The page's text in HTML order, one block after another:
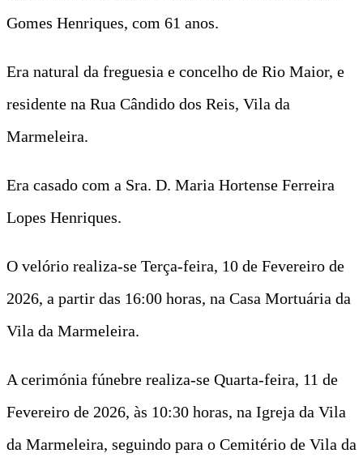
Gomes Henriques, com 61 anos.
Era natural da freguesia e concelho de Rio Maior, e
residente na Rua Cândido dos Reis, Vila da
Marmeleira.
Era casado com a Sra. D. Maria Hortense Ferreira
Lopes Henriques.
O velório realiza-se Terça-feira, 10 de Fevereiro de
2026, a partir das 16:00 horas, na Casa Mortuária da
Vila da Marmeleira.
A cerimónia fúnebre realiza-se Quarta-feira, 11 de
Fevereiro de 2026, às 10:30 horas, na Igreja da Vila
da Marmeleira, seguindo para o Cemitério de Vila da